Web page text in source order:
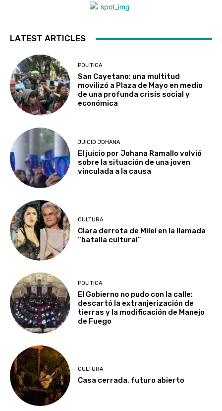
LATEST ARTICLES
POLITICA
San Cayetano: una multitud
movilizó a Plaza de Mayo en medio
de una profunda crisis social y
económica
JUICIO JOHANA
El juicio por Johana Ramallo volvió
sobre la situación de una joven
vinculada a la causa
CULTURA
Clara derrota de Milei en la llamada
“batalla cultural”
POLITICA
El Gobierno no pudo con la calle:
descartó la extranjerización de
tierras y la modificación de Manejo
de Fuego
CULTURA
Casa cerrada, futuro abierto